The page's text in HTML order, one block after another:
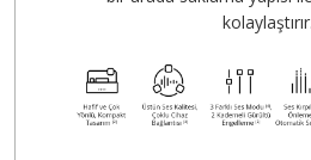
kolaylaştırır.